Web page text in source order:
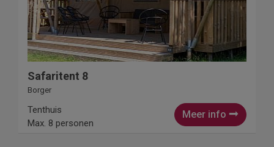
Safaritent 8
Borger
Meer info
Tenthuis
Max. 8 personen